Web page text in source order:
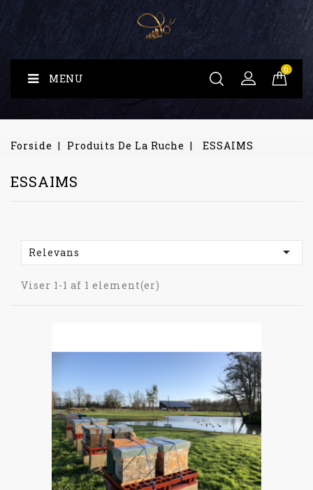
0
MENU
Forside Produits De La Ruche ESSAIMS
ESSAIMS
Relevans 
Viser 1-1 af 1 element(er)